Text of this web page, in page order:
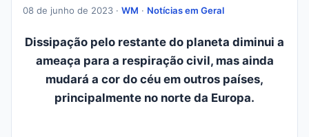
08 de junho de 2023 · WM · Notícias em Geral
Dissipação pelo restante do planeta diminui a
ameaça para a respiração civil, mas ainda
mudará a cor do céu em outros países,
principalmente no norte da Europa.